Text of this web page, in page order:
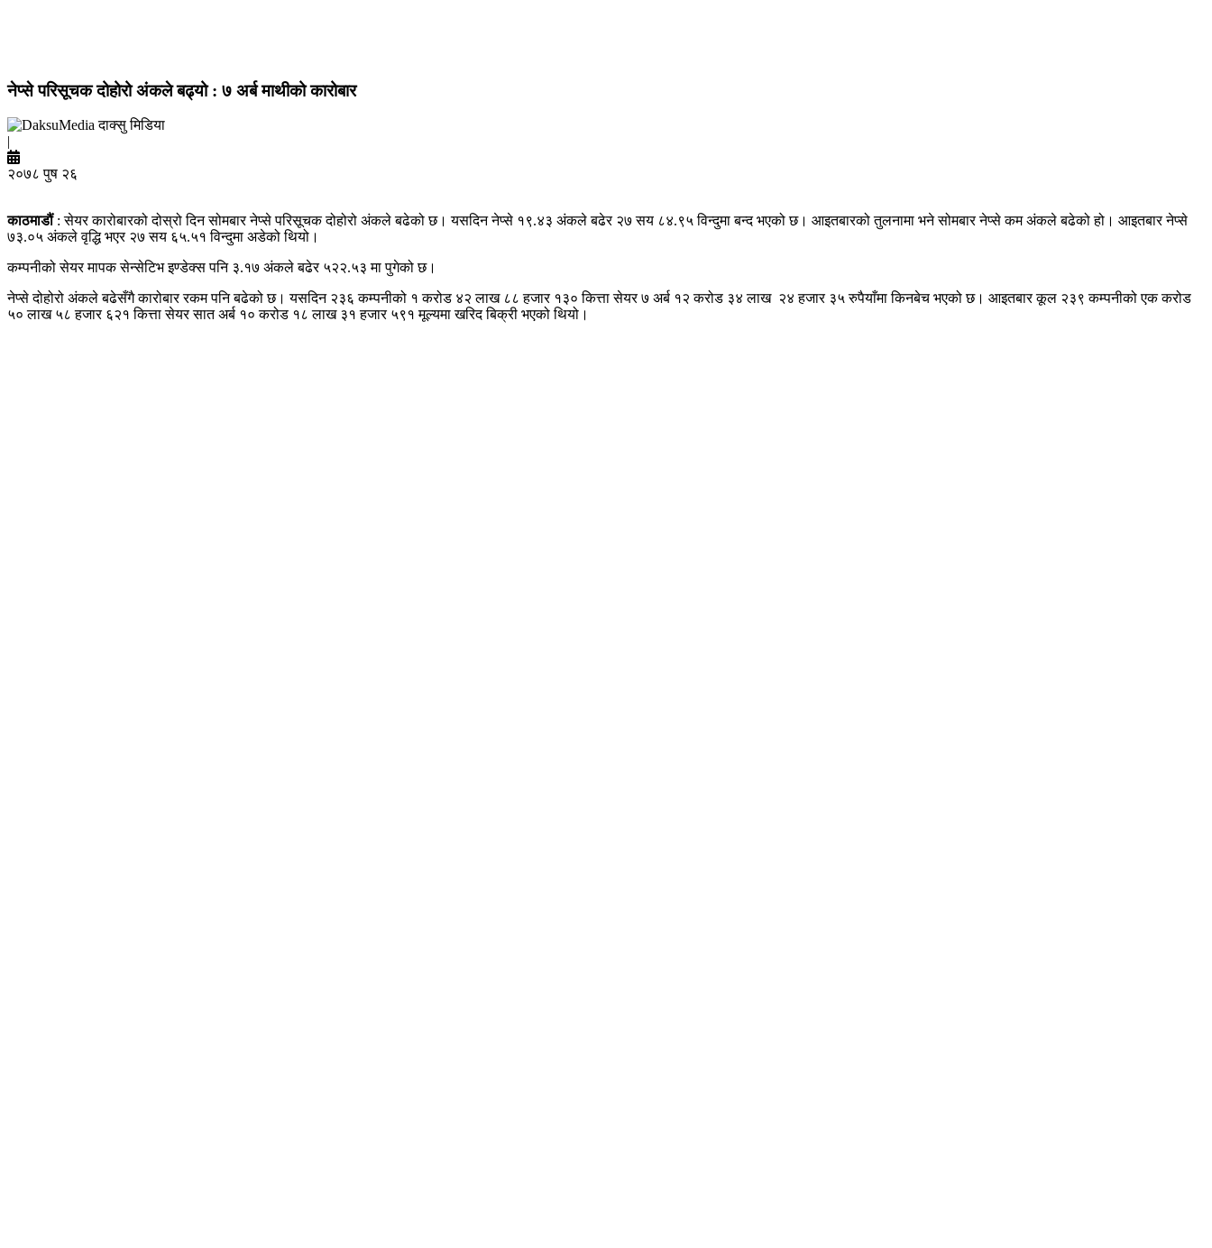
नेप्से परिसूचक दोहोरो अंकले बढ्यो : ७ अर्ब माथीको कारोबार
दाक्सु मिडिया
|
२०७८ पुष २६
काठमाडौं : सेयर कारोबारको दोस्रो दिन सोमबार नेप्से परिसूचक दोहोरो अंकले बढेको छ। यसदिन नेप्से १९.४३ अंकले बढेर २७ सय ८४.९५ विन्दुमा बन्द भएको छ। आइतबारको तुलनामा भने सोमबार नेप्से कम अंकले बढेको हो। आइतबार नेप्से
७३.०५ अंकले वृद्धि भएर २७ सय ६५.५१ विन्दुमा अडेको थियो।
कम्पनीको सेयर मापक सेन्सेटिभ इण्डेक्स पनि ३.१७ अंकले बढेर ५२२.५३ मा पुगेको छ।
नेप्से दोहोरो अंकले बढेसँगै कारोबार रकम पनि बढेको छ। यसदिन २३६ कम्पनीको १ करोड ४२ लाख ८८ हजार १३० कित्ता सेयर ७ अर्ब १२ करोड ३४ लाख २४ हजार ३५ रुपैयाँमा किनबेच भएको छ। आइतबार कूल २३९ कम्पनीको एक करोड
५० लाख ५८ हजार ६२१ कित्ता सेयर सात अर्ब १० करोड १८ लाख ३१ हजार ५९१ मूल्यमा खरिद बिक्री भएको थियो।